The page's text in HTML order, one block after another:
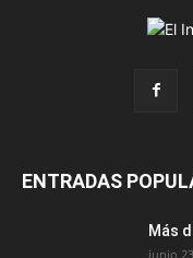
ENTRADAS
Más
junio